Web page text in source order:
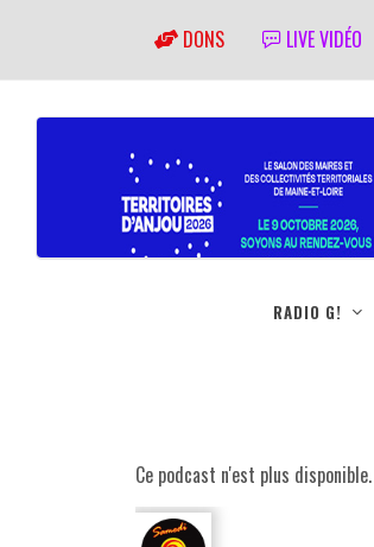
DONS LIVE VIDÉO
RADIO G!
Ce podcast n'est plus disponible.